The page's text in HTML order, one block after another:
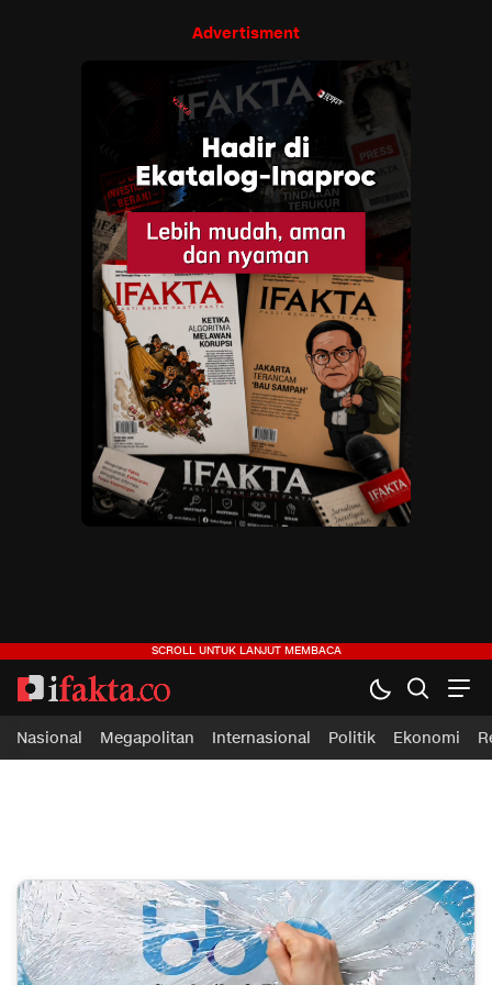
Advertisment
ifakta.co
#pastibenar
Nasional Megapolitan Internasional Politik Ekonomi